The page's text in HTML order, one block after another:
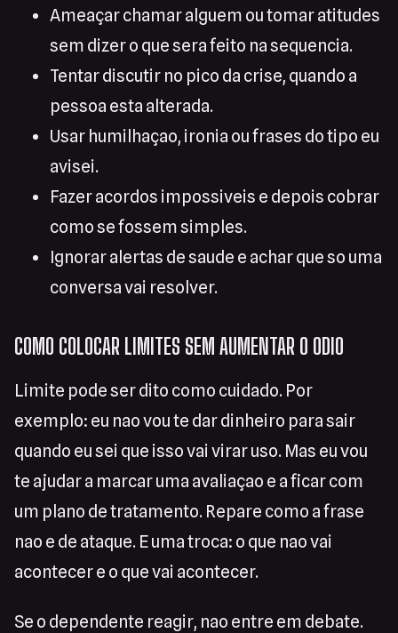
Ameaçar chamar alguem ou tomar atitudes
sem dizer o que sera feito na sequencia.
Tentar discutir no pico da crise, quando a
pessoa esta alterada.
Usar humilhaçao, ironia ou frases do tipo eu
avisei.
Fazer acordos impossiveis e depois cobrar
como se fossem simples.
Ignorar alertas de saude e achar que so uma
conversa vai resolver.
COMO COLOCAR LIMITES SEM AUMENTAR O ODIO
Limite pode ser dito como cuidado. Por
exemplo: eu nao vou te dar dinheiro para sair
quando eu sei que isso vai virar uso. Mas eu vou
te ajudar a marcar uma avaliaçao e a ficar com
um plano de tratamento. Repare como a frase
nao e de ataque. E uma troca: o que nao vai
acontecer e o que vai acontecer.
Se o dependente reagir, nao entre em debate.